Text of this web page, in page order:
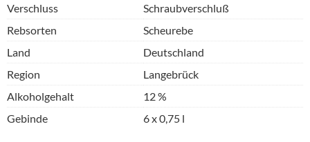
Verschluss
Schraubverschluß
Rebsorten
Scheurebe
Land
Deutschland
Region
Langebrück
Alkoholgehalt
12 %
Gebinde
6 x 0,75 l